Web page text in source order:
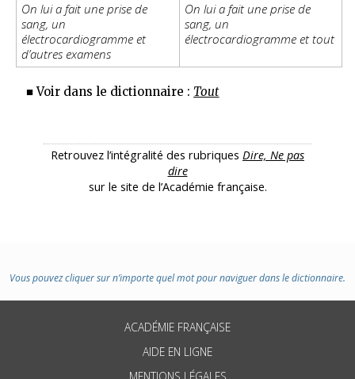
On lui a fait une prise de
sang, un
électrocardiogramme et
d’autres examens
On lui a fait une prise de
sang, un
électrocardiogramme et tout
■ Voir dans le dictionnaire : Tout
Retrouvez l’intégralité des rubriques Dire, Ne pas
dire
sur le site de l’Académie française.
Vous pouvez cliquer sur n’importe quel mot pour naviguer dans le dictionnaire.
ACADÉMIE FRANÇAISE
AIDE EN LIGNE
MENTIONS LÉGALES